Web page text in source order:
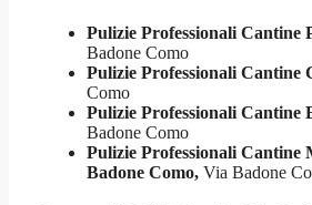
Pulizie Professionali Cantine
Badone Como
Pulizie Professionali Cantine
Como
Pulizie Professionali Cantine
Badone Como
Pulizie Professionali Cantine
Badone Como, Via Badone